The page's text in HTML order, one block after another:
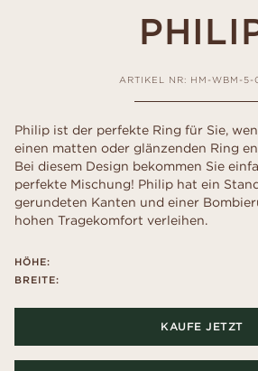
ARTIKEL NR: HM-WBM-5-
Philip ist der perfekte Ring für Sie,
einen matten oder glänzenden Ring
Bei diesem Design bekommen Sie
perfekte Mischung! Philip hat ein
gerundeten Kanten und einer
hohen Tragekomfort verleihen.
HÖHE:
BREITE:
KAUFE JETZT